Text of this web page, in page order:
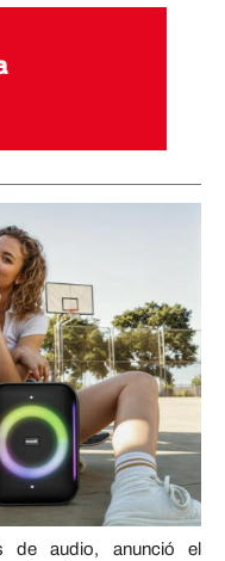
de audio, anunció el